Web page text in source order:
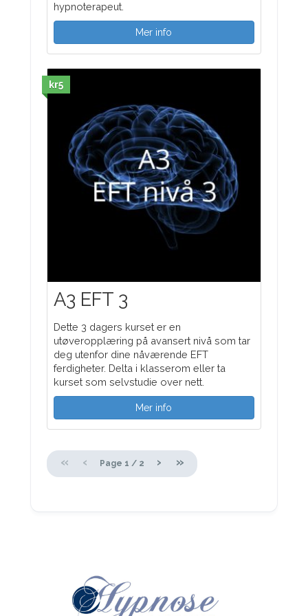
hypnoterapeut.
Mer info
kr5
A3 EFT 3
Dette 3 dagers kurset er en
utøveropplæring på avansert nivå som tar
deg utenfor dine nåværende EFT
ferdigheter. Delta i klasserom eller ta
kurset som selvstudie over nett.
Mer info
« ‹ › »
Page 1 / 2